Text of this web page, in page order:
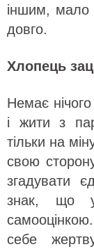
іншим, мало
довго.
Хлопець
Немає
і жити з
тільки на
свою
згадувати
знак, що
себе